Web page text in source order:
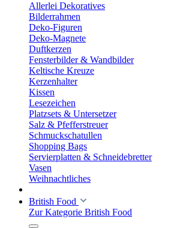
Allerlei Dekoratives
Bilderrahmen
Deko-Figuren
Deko-Magnete
Duftkerzen
Fensterbilder & Wandbilder
Keltische Kreuze
Kerzenhalter
Kissen
Lesezeichen
Platzsets & Untersetzer
Salz & Pfefferstreuer
Schmuckschatullen
Shopping Bags
Servierplatten & Schneidebretter
Vasen
Weihnachtliches
British Food
Zur Kategorie British Food